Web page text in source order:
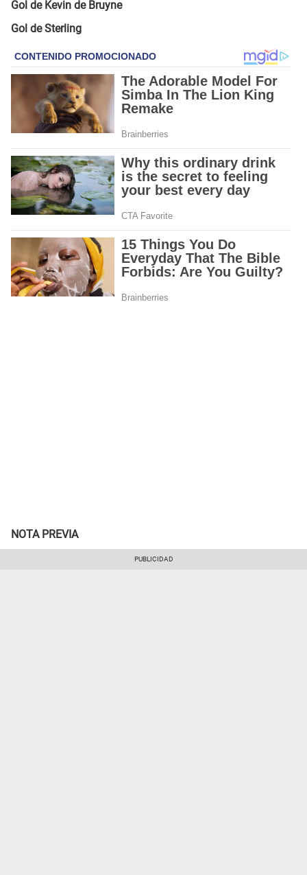
Gol de Kevin de Bruyne
Gol de Sterling
NOTA PREVIA